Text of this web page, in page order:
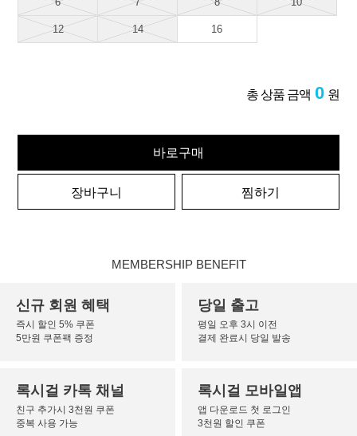
12 14 16
총 상품 금액 0 원
바로구매
장바구니 찜하기
MEMBERSHIP BENEFIT
신규 회원 혜택
즉시 할인 5% 쿠폰
5만원 쿠폰팩 증정
당일 출고
평일 오후 3시 이전
결제 완료시 당일 발송
록시걸 카톡 채널
친구 추가시 3천원 쿠폰
중복 사용 가능
록시걸 모바일앱
앱 다운로드 첫 로그인
3천원 할인 쿠폰